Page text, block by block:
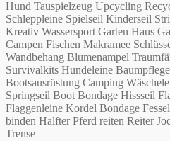
Hund Tauspielzeug Upcycling
Schleppleine Spielseil Kinderseil
Kreativ Wassersport Garten Haus
Campen Fischen Makramee
Wandbehang Blumenampel
Survivalkits Hundeleine
Bootsausrüstung Camping
Springseil Boot Bondage Hissseil
Flaggenleine Kordel Bondage
binden Halfter Pferd reiten Reiter
Trense